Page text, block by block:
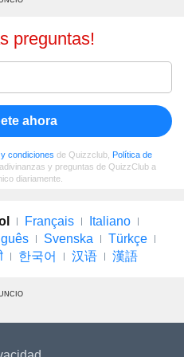
preguntas!
ahora
condiciones de Quizzclub, Política de
y preguntas de QuizzClub a
diariamente.
Français
Italiano
Svenska
Türkçe
한국어 汉语 漢語